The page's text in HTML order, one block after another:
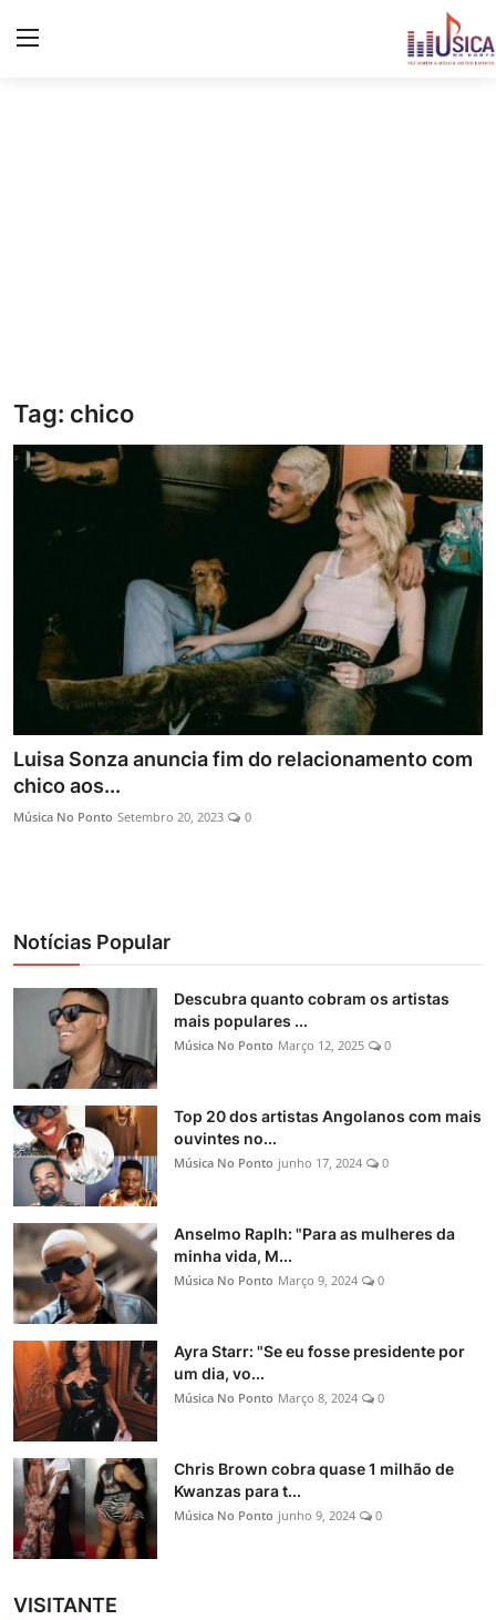
Letras de músicas/Frases
Galeria
Entrevistas
Tag: chico
Luisa Sonza anuncia fim do relacionamento com
chico aos...
Música No Ponto Setembro 20, 2023 0
Notícias Popular
Descubra quanto cobram os artistas
mais populares ...
Música No Ponto Março 12, 2025 0
Top 20 dos artistas Angolanos com mais
ouvintes no...
Música No Ponto junho 17, 2024 0
Anselmo Raplh: "Para as mulheres da
minha vida, M...
Música No Ponto Março 9, 2024 0
Ayra Starr: "Se eu fosse presidente por
um dia, vo...
Música No Ponto Março 8, 2024 0
Chris Brown cobra quase 1 milhão de
Kwanzas para t...
Música No Ponto junho 9, 2024 0
VISITANTE